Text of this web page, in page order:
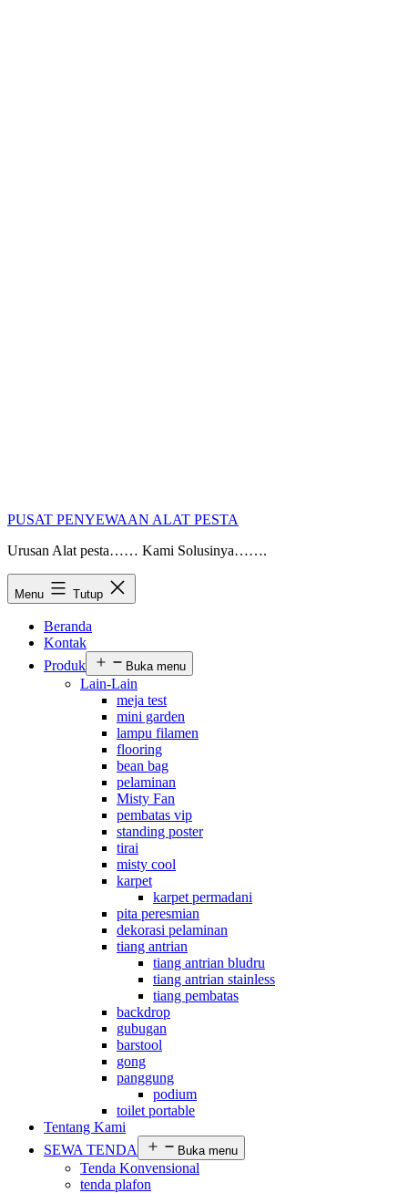
PUSAT PENYEWAAN ALAT PESTA
Urusan Alat pesta…… Kami Solusinya…….
Menu Tutup
Beranda
Kontak
Produk
Buka menu
Lain-Lain
meja test
mini garden
lampu filamen
flooring
bean bag
pelaminan
Misty Fan
pembatas vip
standing poster
tirai
misty cool
karpet
karpet permadani
pita peresmian
dekorasi pelaminan
tiang antrian
tiang antrian bludru
tiang antrian stainless
tiang pembatas
backdrop
gubugan
barstool
gong
panggung
podium
toilet portable
Tentang Kami
SEWA TENDA
Buka menu
Tenda Konvensional
tenda plafon